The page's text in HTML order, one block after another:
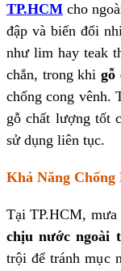
TP.HCM cho
đập và biến đổi
như lim hay teak
chắn, trong khi gỗ
chống cong vênh.
gỗ chất lượng tốt
sử dụng liên tục.
Khả Năng Chống
Tại TP.HCM,
chịu nước ngoài
trội để tránh mục